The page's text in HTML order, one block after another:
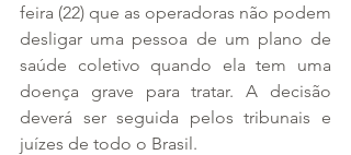
feira (22) que as operadoras não podem
desligar uma pessoa de um plano de
saúde coletivo quando ela tem uma
doença grave para tratar. A decisão
deverá ser seguida pelos tribunais e
juízes de todo o Brasil.